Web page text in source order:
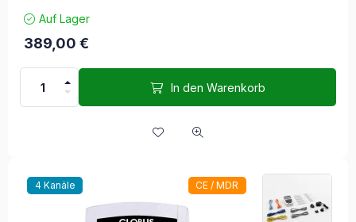
Auf Lager
389,00 €
In den Warenkorb
4 Kanäle CE / MDR